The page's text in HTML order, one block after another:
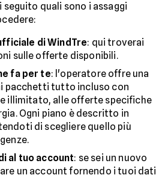
quali sono i assaggi
di WindTre: qui troverai
sulle offerte disponibili.
fa per te: l'operatore offre una
pacchetti tutto incluso con
illimitato, alle offerte specifiche
Ogni piano è descritto in
di scegliere quello più
al tuo account: se sei un nuovo
un account fornendo i tuoi dati